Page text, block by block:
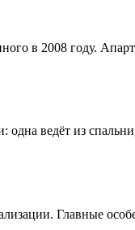
в 2008 году.
одна ведёт из
Главные